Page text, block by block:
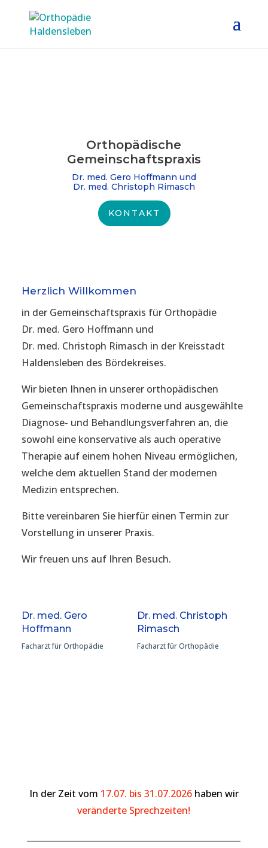
Orthopädische
Gemeinschafts­praxis
Dr. med. Gero Hoffmann und
Dr. med. Christoph Rimasch
KONTAKT
Herzlich Willkommen
in der Gemeinschaftspraxis für Orthopädie
Dr. med. Gero Hoffmann und
Dr. med. Christoph Rimasch in der Kreisstadt
Haldensleben des Bördekreises.
Wir bieten Ihnen in unserer orthopädischen
Gemeinschaftspraxis moderne und ausgewählte
Diagnose- und Behandlungsverfahren an, die
sowohl eine konservative als auch operative
Therapie auf einem hohen Niveau ermöglichen,
welche dem aktuellen Stand der modernen
Medizin entsprechen.
Bitte vereinbaren Sie hierfür einen Termin zur
Vorstellung in unserer Praxis.
Wir freuen uns auf Ihren Besuch.
Dr. med. Gero
Hoffmann
Facharzt für Orthopädie
Dr. med. Christoph
Rimasch
Facharzt für Orthopädie
In der Zeit vom 17.07. bis 31.07.2026 haben wir
veränderte Sprechzeiten!